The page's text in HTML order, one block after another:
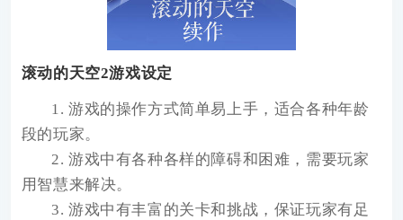
滚动的天空2游戏设定
1. 游戏的操作方式简单易上手，适合各种年龄
段的玩家。
2. 游戏中有各种各样的障碍和困难，需要玩家
用智慧来解决。
3. 游戏中有丰富的关卡和挑战，保证玩家有足